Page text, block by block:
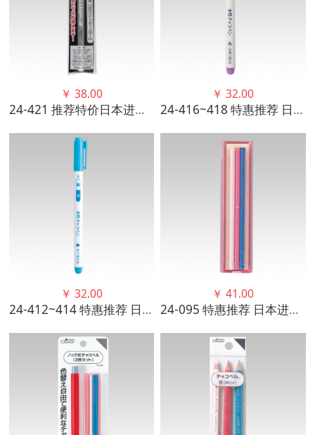
￥ 38.00
24-421 推荐特价日本进口可乐CLOVER 熨烫标记笔 高品质正品
￥ 32.00
24-416~418 特惠推荐 日本进口可乐CLOVER紫色水消笔 细、粗、极细
￥ 32.00
24-412~414 特惠推荐 日本进口可乐CLOVER蓝色水消笔 细、粗、极细
￥ 41.00
24-095 特惠推荐 日本进口可乐CLOVER自动铅笔式标记笔笔芯优质